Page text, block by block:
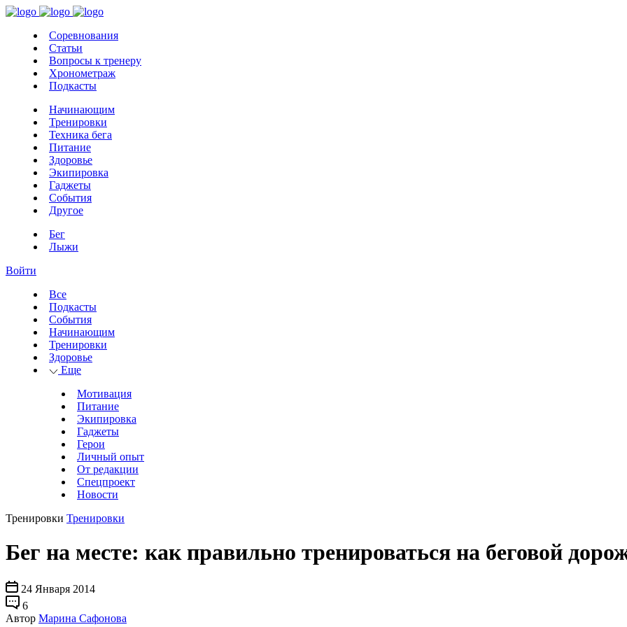
Соревнования
Статьи
Вопросы к тренеру
Хронометраж
Подкасты
Начинающим
Тренировки
Техника бега
Питание
Здоровье
Экипировка
Гаджеты
События
Другое
Бег
Лыжи
Войти
Все
Подкасты
События
Начинающим
Тренировки
Здоровье
Еще
Мотивация
Питание
Экипировка
Гаджеты
Герои
Личный опыт
От редакции
Спецпроект
Новости
Тренировки Тренировки
Бег на месте: как правильно тренироваться на беговой
24 Января 2014
6
Автор Марина Сафонова